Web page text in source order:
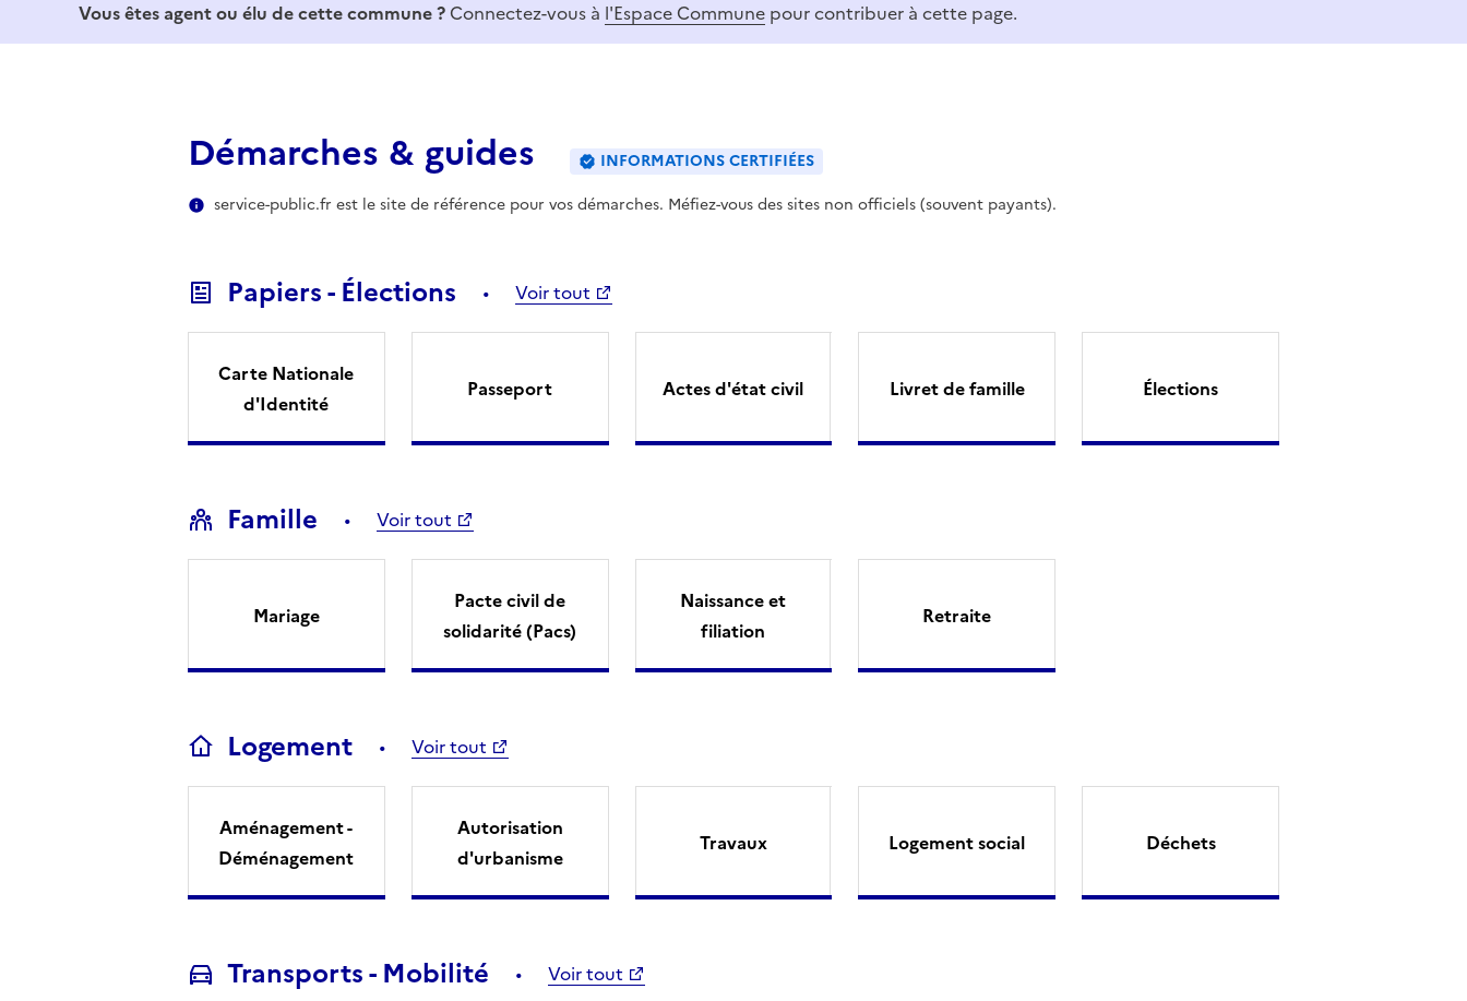
Vous êtes agent ou élu de cette commune ? Connectez-vous à l'Espace Commune pour contribuer à cette page.
Démarches & guides
INFORMATIONS CERTIFIÉES
service-public.fr est le site de référence pour vos démarches. Méfiez-vous des sites non officiels (souvent payants).
Papiers - Élections Voir tout
Carte Nationale
d'Identité
Passeport Actes d'état civil Livret de famille Élections
Famille Voir tout
Mariage
Pacte civil de
solidarité (Pacs)
Naissance et
filiation
Retraite
Logement Voir tout
Aménagement -
Déménagement
Autorisation
d'urbanisme
Travaux Logement social Déchets
Transports - Mobilité Voir tout